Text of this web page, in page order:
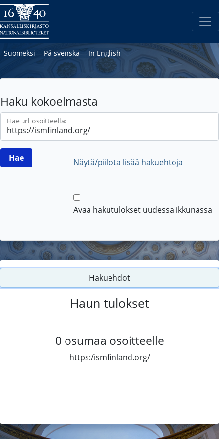
Suomeksi― På svenska― In English
Haku kokoelmasta
Hae url-osoitteella:
Näytä/piilota lisää hakuehtoja
Avaa hakutulokset uudessa ikkunassa
Hakuehdot
Haun tulokset
0 osumaa osoitteelle
https:/ismfinland.org/